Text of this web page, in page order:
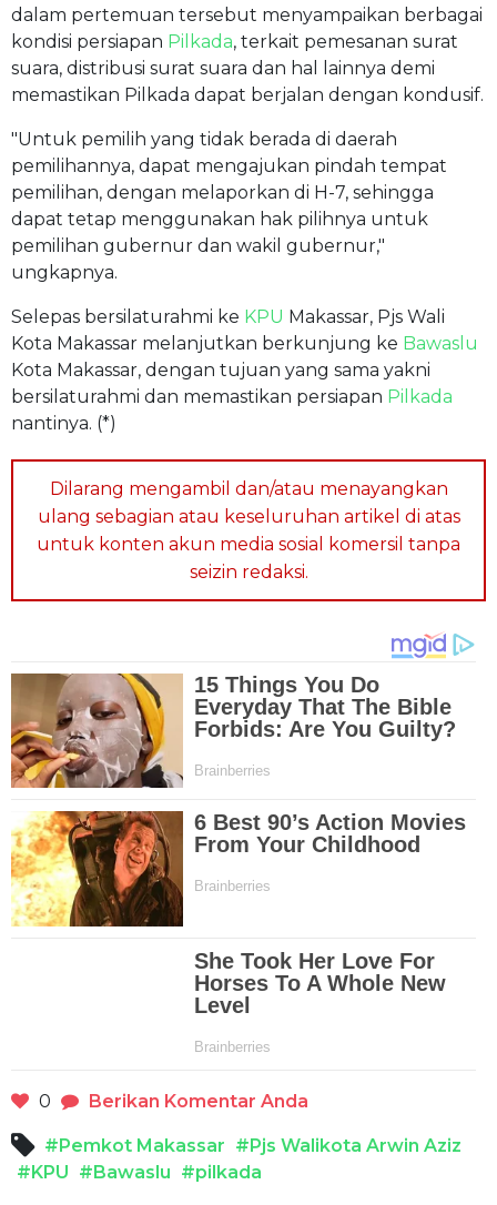
dalam pertemuan tersebut menyampaikan berbagai
kondisi persiapan Pilkada, terkait pemesanan surat
suara, distribusi surat suara dan hal lainnya demi
memastikan Pilkada dapat berjalan dengan kondusif.
"Untuk pemilih yang tidak berada di daerah
pemilihannya, dapat mengajukan pindah tempat
pemilihan, dengan melaporkan di H-7, sehingga
dapat tetap menggunakan hak pilihnya untuk
pemilihan gubernur dan wakil gubernur,"
ungkapnya.
Selepas bersilaturahmi ke KPU Makassar, Pjs Wali
Kota Makassar melanjutkan berkunjung ke Bawaslu
Kota Makassar, dengan tujuan yang sama yakni
bersilaturahmi dan memastikan persiapan Pilkada
nantinya. (*)
Dilarang mengambil dan/atau menayangkan
ulang sebagian atau keseluruhan artikel di atas
untuk konten akun media sosial komersil tanpa
seizin redaksi.
0 Berikan Komentar Anda
#Pemkot Makassar #Pjs Walikota Arwin Aziz
#KPU #Bawaslu #pilkada